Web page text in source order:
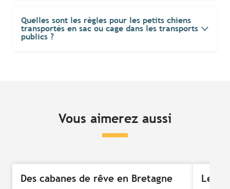
Quelles sont les règles pour les petits chiens
transportés en sac ou cage dans les transports
publics ?
Vous aimerez aussi
Des cabanes de rêve en Bretagne Les